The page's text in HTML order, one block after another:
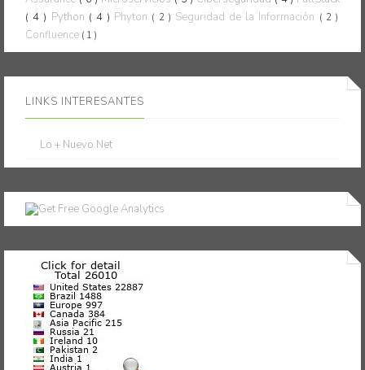
( 4 ) Python ( 4 ) Phyton ( 2 ) Seguridad de la Información ( 2 )
Confluence ( 1 )
LINKS INTERESANTES
Lo + Nuevo.Net